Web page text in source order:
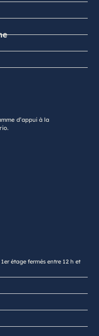
d’appui à la
étage fermés entre 12 h et